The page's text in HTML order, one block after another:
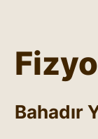
Bahadır